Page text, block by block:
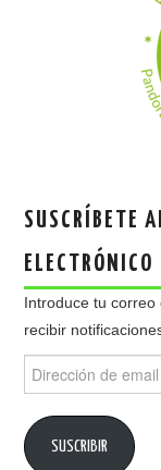
SUSCRÍBETE
ELECTRÓNICO
Introduce tu
recibir
de
SUSCRIBIR